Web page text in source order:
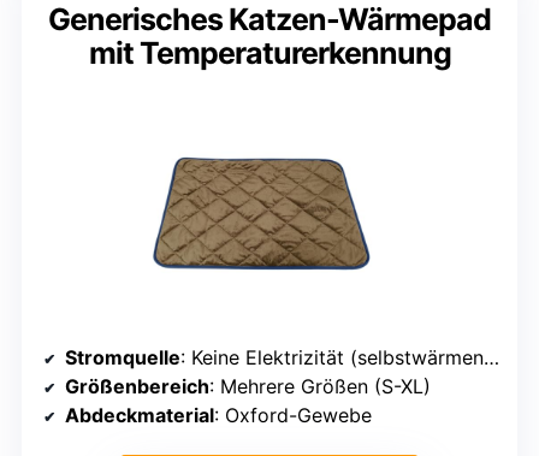
Generisches Katzen-Wärmepad
mit Temperaturerkennung
Stromquelle: Keine Elektrizität (selbstwärmend)
Größenbereich: Mehrere Größen (S-XL)
Abdeckmaterial: Oxford-Gewebe